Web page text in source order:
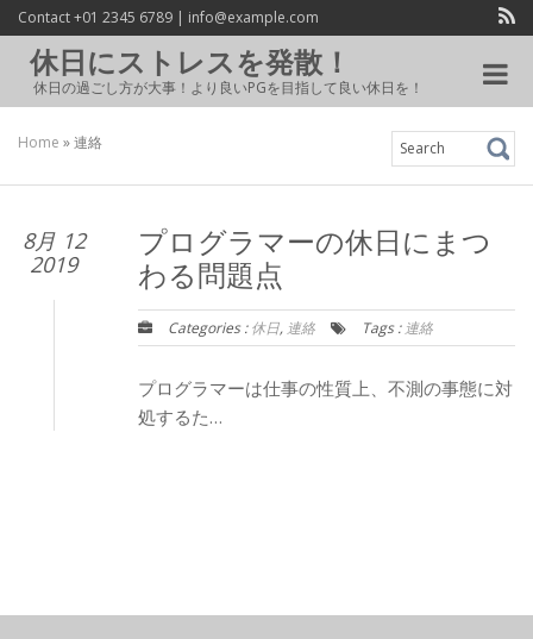
Contact +01 2345 6789 | info@example.com
休日にストレスを発散！
休日の過ごし方が大事！より良いPGを目指して良い休日を！
Toggle
Home »連絡
Search
for:
8月 12
2019
プログラマーの休日にまつ
わる問題点
Categories :休日, 連絡 Tags :連絡
プログラマーは仕事の性質上、不測の事態に対
処するた…